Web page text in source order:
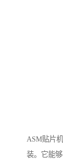
ASM贴片
装。它能